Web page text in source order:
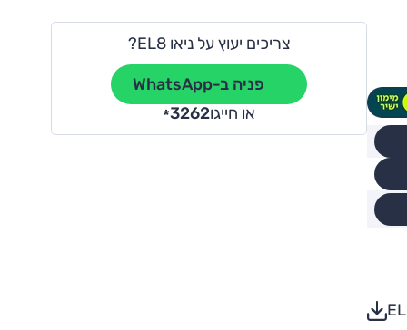
צריכים יעוץ על ניאו EL8?
פניה ב-WhatsApp
או חייגו
*3262